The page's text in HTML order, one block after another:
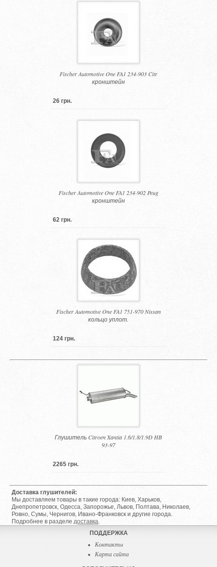
Fischer Automotive One FA1 234-903 Citr
кронштейн
26 грн.
Fischer Automotive One FA1 234-902 Peug
кронштейн
62 грн.
Fischer Automotive One FA1 751-970 Nissan
кольцо уплот.
124 грн.
Глушитель Citroen Xantia 1.6/1.8/1.9D HB
93-97
2265 грн.
Доставка глушителей:
Мы доставляем товары в такие города: Киев, Харьков,
Днепропетровск, Одесса, Запорожье, Львов, Полтава, Николаев,
Ровно, Сумы, Чернигов, Ивано-Франковск и другие города.
Подробнее в разделедоставка.
ПОДДЕРЖКА
Контакты
Карта сайта